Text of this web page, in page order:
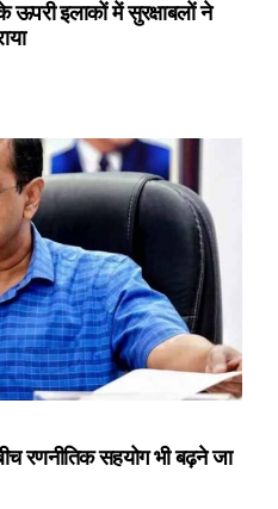
इलाकों में सुरक्षाबलों ने
रणनीतिक सहयोग भी बढ़ने जा